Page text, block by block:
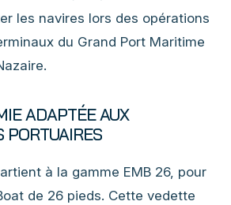
les navires lors des opérations
du Grand Port Maritime
ADAPTÉE AUX
PORTUAIRES
à la gamme EMB 26, pour
de 26 pieds. Cette vedette